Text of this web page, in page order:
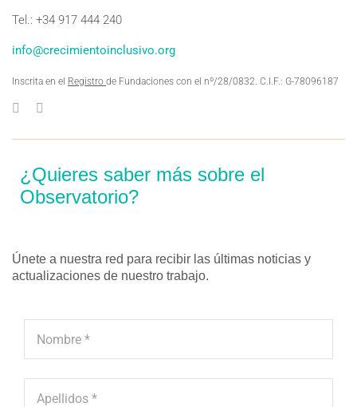
Tel.: +34 917 444 240
info@crecimientoinclusivo.org
Inscrita en el Registro de Fundaciones con el nº/28/0832. C.I.F.: G-78096187
¿Quieres saber más sobre el
Observatorio?
Únete a nuestra red para recibir las últimas noticias y
actualizaciones de nuestro trabajo.